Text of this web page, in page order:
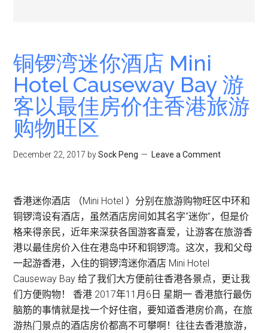
铜锣湾迷你酒店 Mini
Hotel Causeway Bay 游
客以最佳房价住香港旅游
购物旺区
December 22, 2017 bySock Peng Leave a Comment
香港迷你酒店 （Mini Hotel ）分别在旅游购物旺区中环和
铜锣湾设有酒店，虽然酒店房间如其名字“迷你”，但是价
格来得亲民，近年来深获各国游客喜爱，让游客在旅游香
港以最佳房价入住在港岛中环和铜锣湾。这次，我和父母
一起游香港，入住的铜锣湾迷你酒店 Mini Hotel
Causeway Bay 给了我们大方便前往香港各景点，更让我
们方便购物！ 香港 2017年11月6日 星期一 香港旅行最伤
脑筋的事情就是找一个好住宿，要知道香港房价高，在旅
游热门景点的酒店房价都高不可攀啊！往往去香港旅游，